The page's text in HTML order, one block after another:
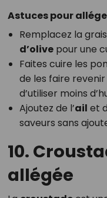
Astuces pour
Remplacez la
d’olivepour une
Faites cuire les
de les faire
d’utiliser moins
Ajoutez de l’ail et
saveurs sans
10.
allégée